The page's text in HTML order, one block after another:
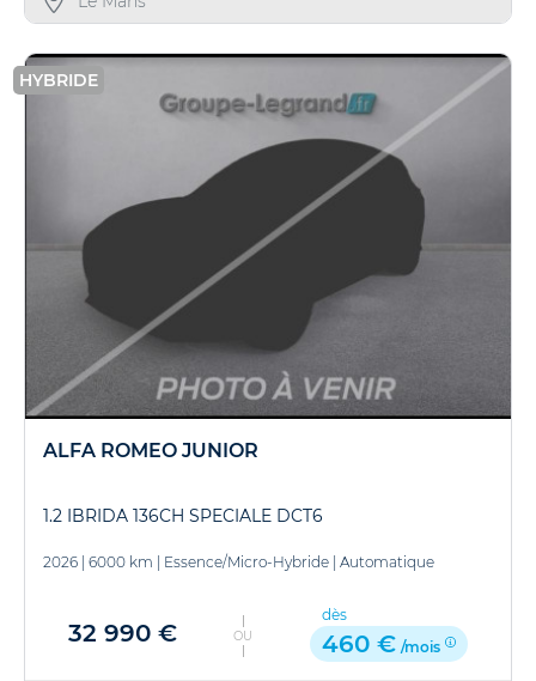
HYBRIDE
ALFA ROMEO JUNIOR
1.2 IBRIDA 136CH SPECIALE DCT6
2026 6000 km Essence/Micro-Hybride Automatique
32 990 € OU
dès
460 € /mois